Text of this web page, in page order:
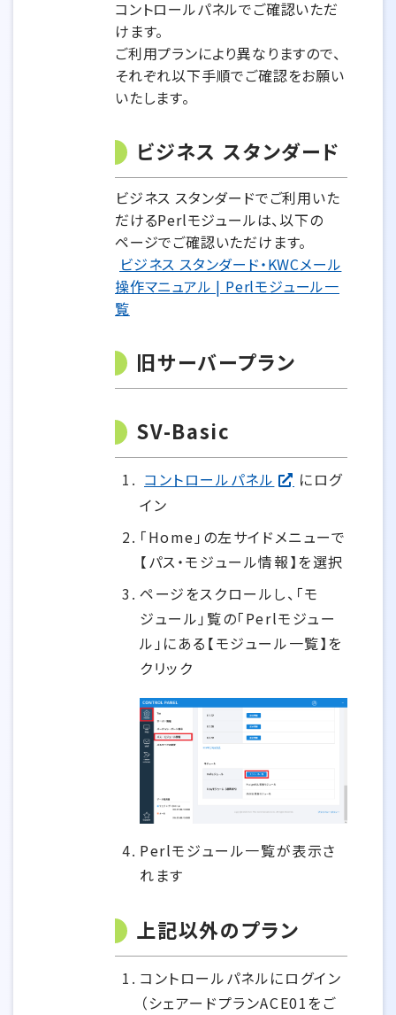
コントロールパネルでご確認いただ
けます。
ご利用プランにより異なりますので、
それぞれ以下手順でご確認をお願い
いたします。
ビジネス スタンダード
ビジネス スタンダードでご利用いた
だけるPerlモジュールは、以下の
ページでご確認いただけます。
ビジネス スタンダード・KWCメール
操作マニュアル | Perlモジュール一
覧
旧サーバープラン
SV-Basic
コントロールパネル
にログ
イン
「Home」の左サイドメニューで
【パス・モジュール情報】を選択
ページをスクロールし、「モ
ジュール」覧の「Perlモジュー
ル」にある【モジュール一覧】を
クリック
Perlモジュール一覧が表示さ
れます
上記以外のプラン
コントロールパネルにログイン
（シェアードプランACE01をご